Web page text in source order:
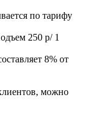
по тарифу
250 р/ 1
8% от
можно